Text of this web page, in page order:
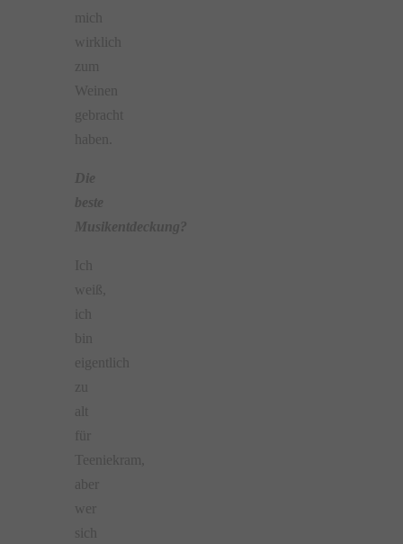
mich
wirklich
zum
Weinen
gebracht
haben.
Die
beste
Musikentdeckung?
Ich
weiß,
ich
bin
eigentlich
zu
alt
für
Teeniekram,
aber
wer
sich